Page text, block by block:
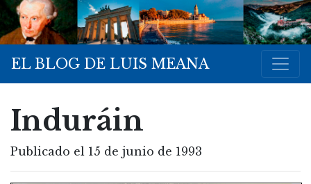
EL BLOG DE LUIS MEANA
Induráin
Publicado el 15 de junio de 1993